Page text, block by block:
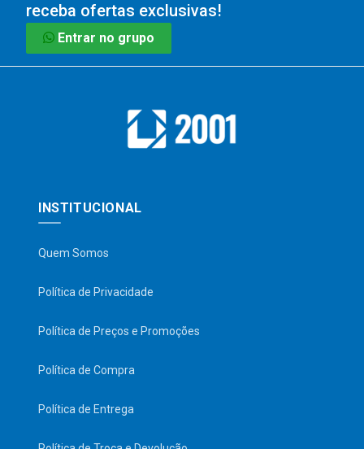
receba ofertas exclusivas!
Entrar no grupo
INSTITUCIONAL
Quem Somos
Política de Privacidade
Política de Preços e Promoções
Política de Compra
Política de Entrega